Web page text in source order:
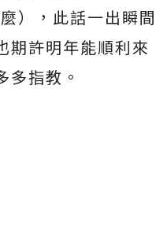
）， 此話一出瞬間
期許明年能順利來
多指教。